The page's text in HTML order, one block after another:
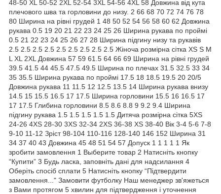
48-50 XL 50-52 2XL 52-54 3XL 54-56 4XL 58 Довжина від кута
плечового шва та горловини до низу. 2 66 68 70 72 74 76 78
80 Ширина на рівні грудей 1 48 50 52 54 56 58 60 62 Довжина
рукава 0.5 19 20 21 22 23 24 25 26 Ширина рукава по проймі
0.5 21 22 23 24 25 26 27 28 Ширина підгину низу та рукавів
2.5 2.5 2.5 2.5 2.5 2.5 2.5 2.5 2.5 Жіноча розмірна сітка XS S M
L XL 2XL Довжина 57 59 61.5 64 66 69 Ширина на рівні грудей
39.5 41.5 44 45.5 47.5 49.5 Ширина по плечах 31.5 32.5 33 34
35 35.5 Ширина рукава по проймі 17.5 18 18.5 19.5 20 20/5
Довжина рукава 11 11.5 12 12.5 13.5 14 Ширина рукава внизу
14.5 15 15.5 16.5 17 17.5 Ширина горловини 15.5 16 16.5 17
17 17.5 Глибина горловини 8.5 8.6 8.8 9 9.2 9.4 Ширина
підгину рукава 1.5 1.5 1.5 1.5 1.5 Дитяча розмірна сітка 5XS
24-26 4XS 28-30 3XS 32-34 2XS 36-38 XS 38-40 Вік 3-4 5-6 7-8
9-10 11-12 Зріст 98-104 110-116 128-140 146 152 Ширина 31
34 37 40 43 Довжина 45 48 51 54 57 Допуск 1 1 1 1 1 Як
зробити замовлення 1 Выберите товар 2 Натисніть кнопку
“Купити” 3 Будь ласка, заповніть дані для надсилання 4
Оберіть спосіб сплати 5 Натисніть кнопку “Підтвердити
замовлення..." Замовити футболку Наш менеджер зв'яжеться
з Вами протягом 5 хвилин для підтвердження і уточнення